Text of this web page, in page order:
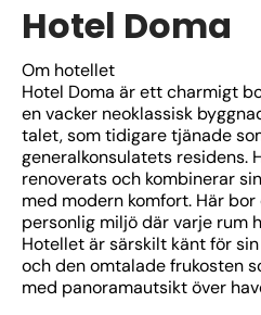
Hotel Doma
Om hotellet
Hotel Doma är ett charmigt
en vacker neoklassisk
talet, som tidigare tjänade
generalkonsulatets residens.
renoverats och kombinerar
med modern komfort. Här
personlig miljö där varje rum
Hotellet är särskilt känt för
och den omtalade frukosten
med panoramautsikt över